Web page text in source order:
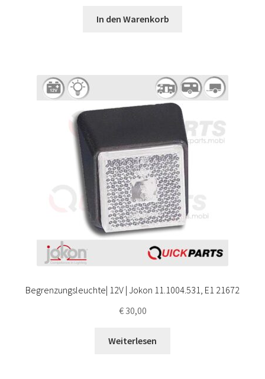
In den Warenkorb
Begrenzungsleuchte| 12V | Jokon 11.1004.531, E1 21672
€30,00
Weiterlesen